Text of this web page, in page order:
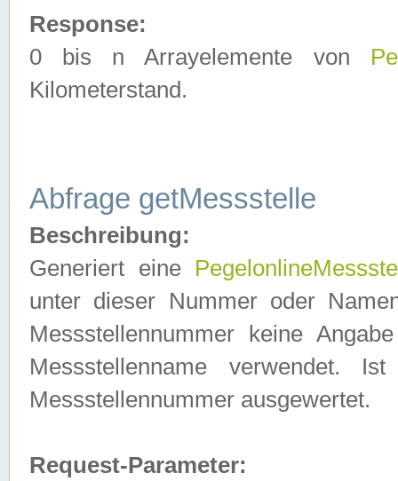
Response:
0 bis n Arrayelemente von
Kilometerstand.
Abfrage getMessstelle
Beschreibung:
Generiert eine
unter dieser Nummer oder
Messstellennummer keine
Messstellenname verwendet.
Messstellennummer ausgewertet.
Request-Parameter: